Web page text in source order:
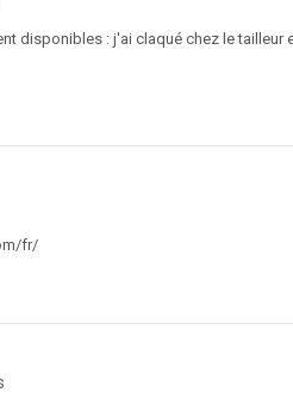
disponibles : j'ai claqué chez le tailleur
fr/